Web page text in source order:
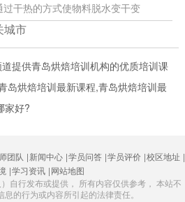
过干热的方式使物料脱水变干变
程,是指在食物通过加热使其脱
变硬的一个过程,是以粮油,糖,蛋
城市
提供青岛烘焙培训机构的优质培训课
岛烘焙培训最新课程,青岛烘焙培训最
家好?
团队 |新闻中心 |学员问答 |学员评价 |校区地址 |
|学习资讯 |网站地图
自行发布或提供， 所有内容仅供参考， 本站不
的行为或内容所引起的法律责任。